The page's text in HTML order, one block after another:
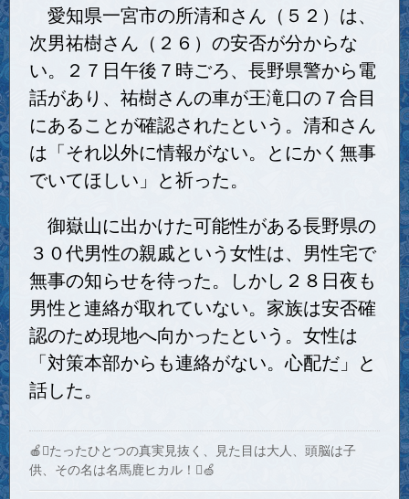
愛知県一宮市の所清和さん（５２）は、
次男祐樹さん（２６）の安否が分からな
い。２７日午後７時ごろ、長野県警から電
話があり、祐樹さんの車が王滝口の７合目
にあることが確認されたという。清和さん
は「それ以外に情報がない。とにかく無事
でいてほしい」と祈った。
御嶽山に出かけた可能性がある長野県の
３０代男性の親戚という女性は、男性宅で
無事の知らせを待った。しかし２８日夜も
男性と連絡が取れていない。家族は安否確
認のため現地へ向かったという。女性は
「対策本部からも連絡がない。心配だ」と
話した。
🍎たったひとつの真実見抜く、見た目は大人、頭脳は子
供、その名は名馬鹿ヒカル！🍏